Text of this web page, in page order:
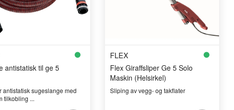
antistatisk til ge 5
antistatisk sugeslange med
tilkobling ...
FLEX
Flex Giraffsliper Ge 5 Solo
Maskin (Helsirkel)
Sliping av vegg- og takflater